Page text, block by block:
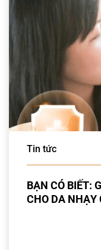
Tin tức
BẠN CÓ BIẾT:
CHO DA NHẠY